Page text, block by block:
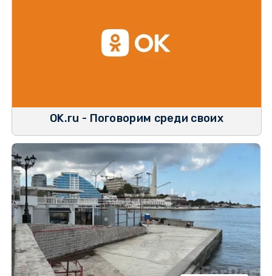
OK.ru - Поговорим среди своих